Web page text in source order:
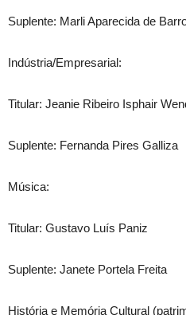
Suplente: Marli Aparecida de
Indústria/Empresarial:
Titular: Jeanie Ribeiro Isphair
Suplente: Fernanda Pires Galliza
Música:
Titular: Gustavo Luís Paniz
Suplente: Janete Portela Freita
História e Memória Cultural